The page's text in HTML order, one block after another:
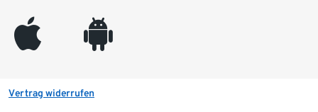
appleinc android
Vertrag widerrufen